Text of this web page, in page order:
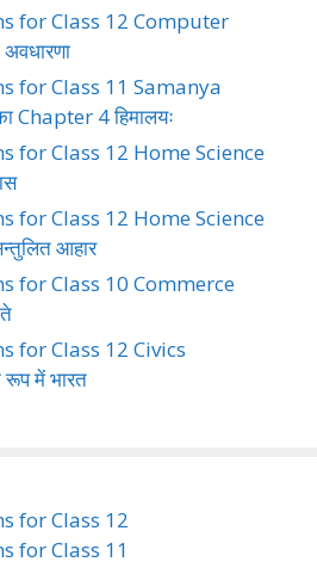
for Class 12 Computer
for Class 11 Samanya
Chapter 4 हिमालयः
for Class 12 Home Science
for Class 12 Home Science
आहार
for Class 10 Commerce
for Class 12 Civics
में भारत
for Class 12
for Class 11